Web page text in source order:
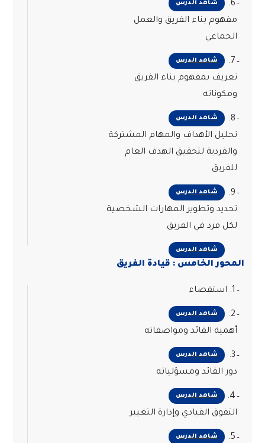
شاهد الدرس
6.
مفهوم بناء الفريق والعمل
الجماعي
شاهد الدرس
7.
تعريف بمفهوم بناء الفريق
ومكوناته
شاهد الدرس
8.
تحليل الأهداف والمهام المشتركة
والفردية لتحقيق الهدف العام
للفريق
شاهد الدرس
9.
تحديد وتطوير المهارات الشخصية
لكل فرد في الفريق
شاهد الدرس
المحور الخامس : قيادة الفريق
شاهد الدرس
2.
أهمية القائد ومواصفاته
شاهد الدرس
3.
دور القائد ومسؤلياته
شاهد الدرس
4.
التفوق القيادي وإدارة التغيير
شاهد الدرس
5.